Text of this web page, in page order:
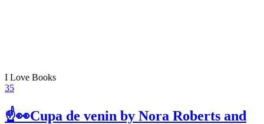
I Love Books
35
☝👀Cupa de venin by Nora Roberts and